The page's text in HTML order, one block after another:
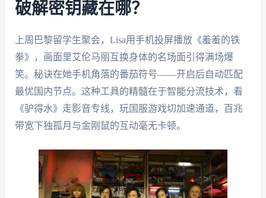
破解密钥藏在哪？
上周巴黎留学生聚会，Lisa用手机投屏播放《羞羞的铁
拳》，画面里艾伦马丽互换身体的名场面引得满场爆
笑。秘诀在她手机角落的番茄符号——开启后自动匹配
最优国内节点。这种工具的精髓在于智能分流技术，看
《驴得水》走影音专线，玩国服游戏切加速通道，百兆
带宽下独孤月与金刚鼠的互动毫无卡顿。